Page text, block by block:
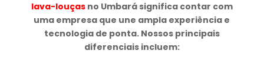
lava-louçasno Umbará significa contar com
uma empresa que une ampla experiência e
tecnologia de ponta. Nossos principais
diferenciais incluem: